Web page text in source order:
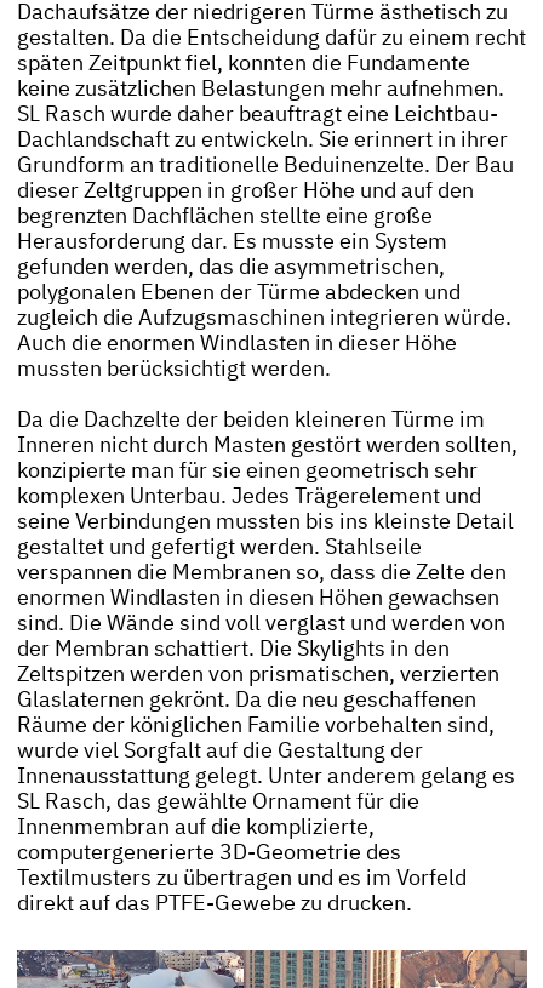
Dachaufsätze der niedrigeren Türme ästhetisch zu
gestalten. Da die Entscheidung dafür zu einem recht
späten Zeitpunkt fiel, konnten die Fundamente
keine zusätzlichen Belastungen mehr aufnehmen.
SL Rasch wurde daher beauftragt eine Leichtbau-
Dachlandschaft zu entwickeln. Sie erinnert in ihrer
Grundform an traditionelle Beduinenzelte. Der Bau
dieser Zeltgruppen in großer Höhe und auf den
begrenzten Dachflächen stellte eine große
Herausforderung dar. Es musste ein System
gefunden werden, das die asymmetrischen,
polygonalen Ebenen der Türme abdecken und
zugleich die Aufzugsmaschinen integrieren würde.
Auch die enormen Windlasten in dieser Höhe
mussten berücksichtigt werden.
Da die Dachzelte der beiden kleineren Türme im
Inneren nicht durch Masten gestört werden sollten,
konzipierte man für sie einen geometrisch sehr
komplexen Unterbau. Jedes Trägerelement und
seine Verbindungen mussten bis ins kleinste Detail
gestaltet und gefertigt werden. Stahlseile
verspannen die Membranen so, dass die Zelte den
enormen Windlasten in diesen Höhen gewachsen
sind. Die Wände sind voll verglast und werden von
der Membran schattiert. Die Skylights in den
Zeltspitzen werden von prismatischen, verzierten
Glaslaternen gekrönt. Da die neu geschaffenen
Räume der königlichen Familie vorbehalten sind,
wurde viel Sorgfalt auf die Gestaltung der
Innenausstattung gelegt. Unter anderem gelang es
SL Rasch, das gewählte Ornament für die
Innenmembran auf die komplizierte,
computergenerierte 3D-Geometrie des
Textilmusters zu übertragen und es im Vorfeld
direkt auf das PTFE-Gewebe zu drucken.